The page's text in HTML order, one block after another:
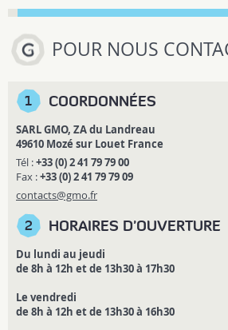
POUR NOUS
1 COORDONNÉES
SARL GMO, ZA du Landreau
49610 Mozé sur Louet France
Tél :+33 (0) 2 41 79 79 00
Fax :+33 (0) 2 41 79 79 09
contacts@gmo.fr
2 HORAIRES D'OUVERTURE
Du lundi au jeudi
de 8h à 12h et de 13h30 à 17h30
Le vendredi
de 8h à 12h et de 13h30 à 16h30